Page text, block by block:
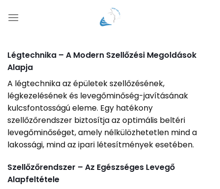
Légtechnika – A Modern Szellőzési Megoldások
Alapja
A légtechnika az épületek szellőzésének,
légkezelésének és levegőminőség-javításának
kulcsfontosságú eleme. Egy hatékony
szellőzőrendszer biztosítja az optimális beltéri
levegőminőséget, amely nélkülözhetetlen mind a
lakossági, mind az ipari létesítmények esetében.
Szellőzőrendszer – Az Egészséges Levegő
Alapfeltétele